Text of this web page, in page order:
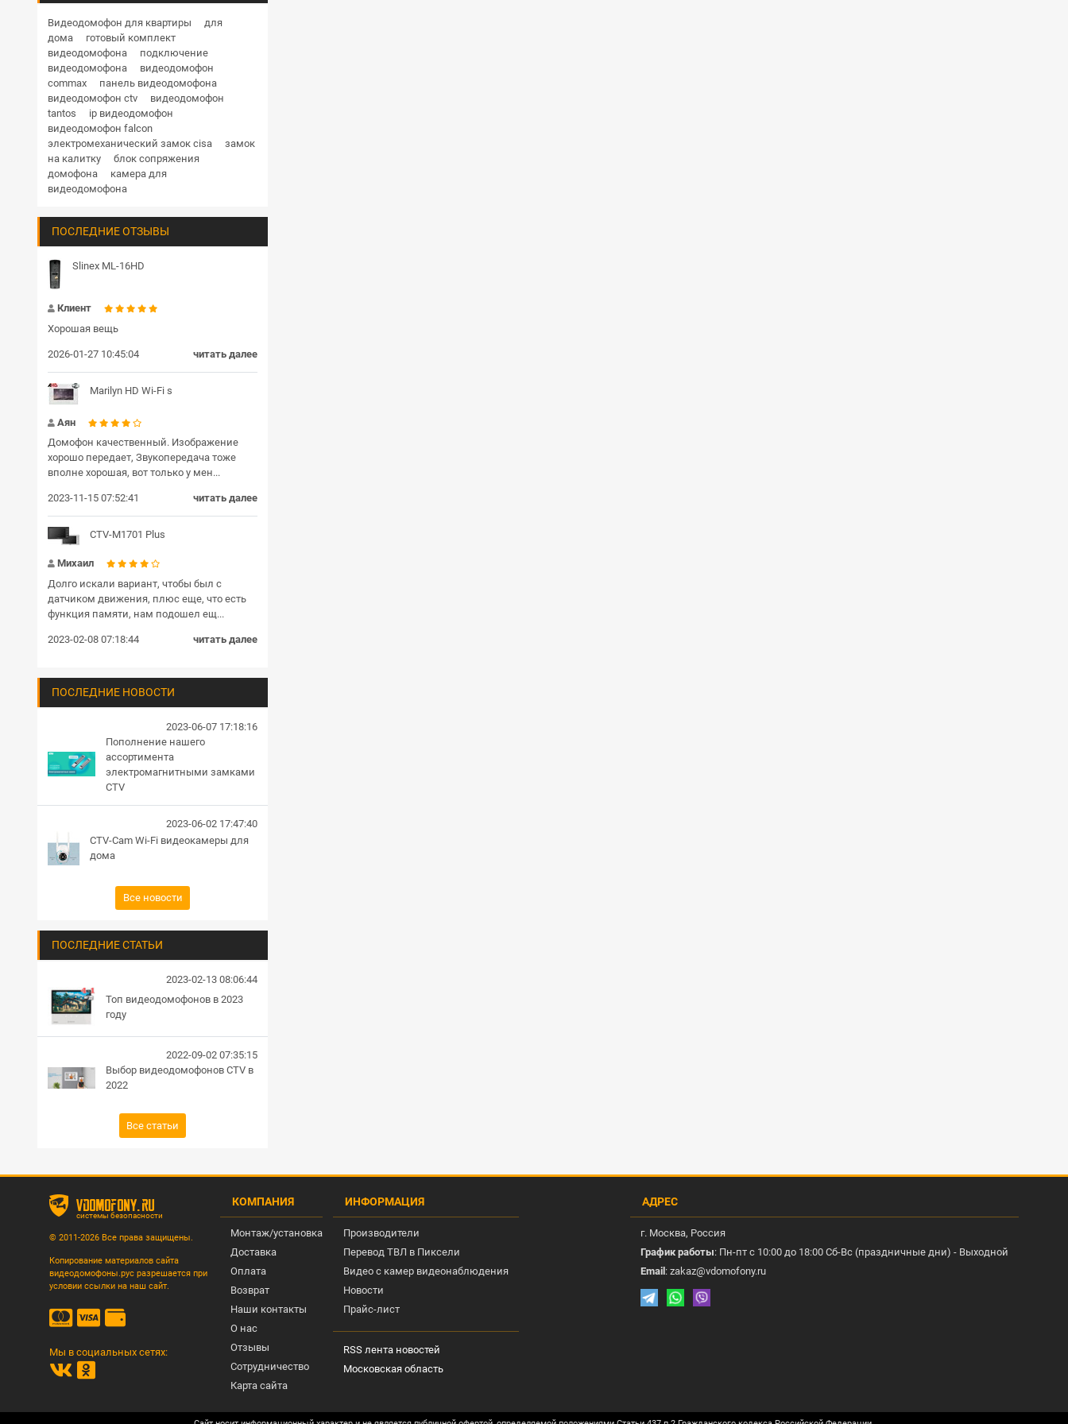
Купольная поворотная уличные
HD
1 Мп 1.3 Мп 2 Мп
RVi
Hikvision Hiwatch
Dahua
TRASSIR
BEWARD
Кнопки выхода
Гибкие переходы
Комплекты и готовые решения СКУД
Блоки сопряжения
Передатчик и приемник
Пульт управления
Громкоговорители
Видеодомофон для квартиры
для
дома
готовый комплект
видеодомофона
подключение
видеодомофона
видеодомофон
commax
панель видеодомофона
видеодомофон ctv
видеодомофон
tantos
ip видеодомофон
видеодомофон falcon
электромеханический замок cisa
замок
на калитку
блок сопряжения
домофона
камера для
видеодомофона
ПОСЛЕДНИЕ ОТЗЫВЫ
Slinex ML-16HD
Клиент
Хорошая вещь
2026-01-27 10:45:04 читать далее
Marilyn HD Wi-Fi s
Аян
Домофон качественный. Изображение
хорошо передает, Звукопередача тоже
вполне хорошая, вот только у мен...
2023-11-15 07:52:41 читать далее
CTV-M1701 Plus
Михаил
Долго искали вариант, чтобы был с
датчиком движения, плюс еще, что есть
функция памяти, нам подошел ещ...
2023-02-08 07:18:44 читать далее
ПОСЛЕДНИЕ НОВОСТИ
2023-06-07 17:18:16
Пополнение нашего
ассортимента
электромагнитными замками
CTV
2023-06-02 17:47:40
CTV-Cam Wi-Fi видеокамеры для
дома
Все новости
ПОСЛЕДНИЕ СТАТЬИ
2023-02-13 08:06:44
Топ видеодомофонов в 2023
году
2022-09-02 07:35:15
Выбор видеодомофонов CTV в
2022
Все статьи
vdomofony.ru
системы безопасности
© 2011-2026 Все права защищены.
Копирование материалов сайта
видеодомофоны.рус разрешается при
условии ссылки на наш сайт.
Мы в социальных сетях:
КОМПАНИЯ
Монтаж/установка
Доставка
Оплата
Возврат
Наши контакты
О нас
Отзывы
Сотрудничество
Карта сайта
ИНФОРМАЦИЯ
Производители
Перевод ТВЛ в Пиксели
Видео с камер видеонаблюдения
Новости
Прайс-лист
RSS лента новостей
Московская область
АДРЕС
г. Москва, Россия
График работы: Пн-пт с 10:00 до 18:00 Сб-Вс (праздничные дни) - Выходной
Email : zakaz@vdomofony.ru